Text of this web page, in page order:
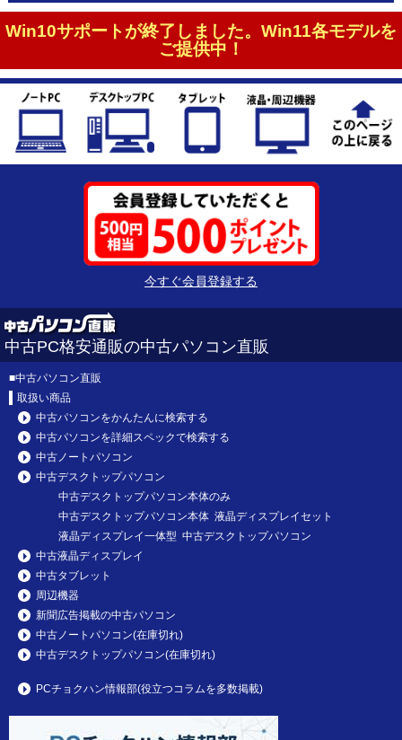
Win10サポートが終了しました。Win11各モデルを
ご提供中！
今すぐ会員登録する
中古PC格安通販の中古パソコン直販
■中古パソコン直販
取扱い商品
中古パソコンをかんたんに検索する
中古パソコンを詳細スペックで検索する
中古ノートパソコン
中古デスクトップパソコン
中古デスクトップパソコン本体のみ
中古デスクトップパソコン本体 液晶ディスプレイセット
液晶ディスプレイ一体型 中古デスクトップパソコン
中古液晶ディスプレイ
中古タブレット
周辺機器
新聞広告掲載の中古パソコン
中古ノートパソコン(在庫切れ)
中古デスクトップパソコン(在庫切れ)
PCチョクハン情報部(役立つコラムを多数掲載)